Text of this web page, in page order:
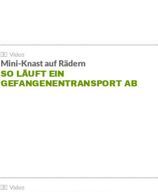
Mini-Knast auf Rädern
SO LÄUFT EIN
GEFANGENENTRANSPORT AB